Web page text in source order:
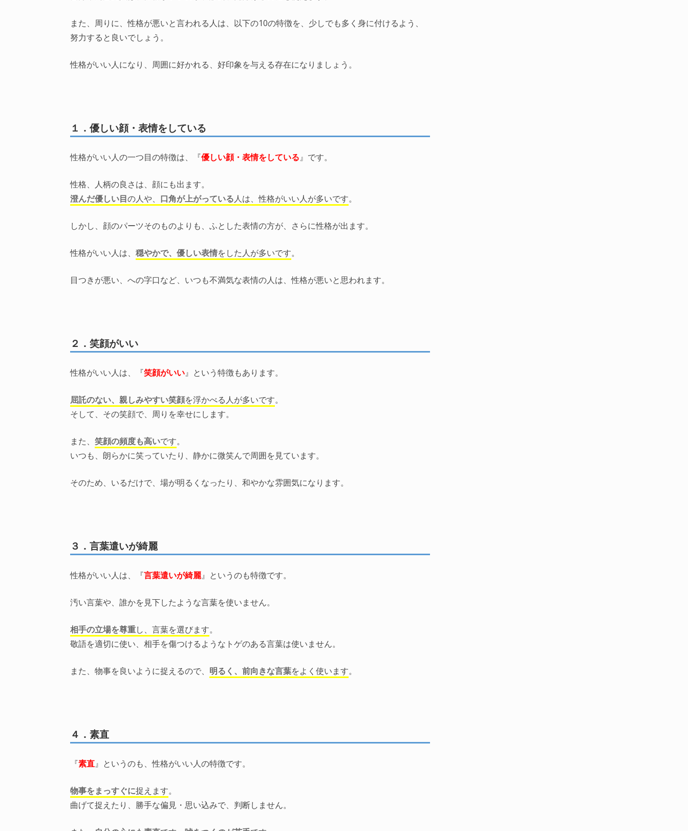
また、周りに、性格が悪いと言われる人は、以下の10の特徴を、少しでも多く身に付けるよう、
努力すると良いでしょう。
性格がいい人になり、周囲に好かれる、好印象を与える存在になりましょう。
１．優しい顔・表情をしている
性格がいい人の一つ目の特徴は、『優しい顔・表情をしている』です。
性格、人柄の良さは、顔にも出ます。
澄んだ優しい目の人や、 口角が上がっている人は、性格がいい人が多いです。
しかし、顔のパーツそのものよりも、ふとした表情の方が、さらに性格が出ます。
性格がいい人は、 穏やかで、優しい表情をした人が多いです。
目つきが悪い、への字口など、いつも不満気な表情の人は、性格が悪いと思われます。
２．笑顔がいい
性格がいい人は、『笑顔がいい』という特徴もあります。
屈託のない、親しみやすい笑顔を浮かべる人が多いです。
そして、その笑顔で、周りを幸せにします。
また、 笑顔の頻度も高いです。
いつも、朗らかに笑っていたり、静かに微笑んで周囲を見ています。
そのため、いるだけで、場が明るくなったり、和やかな雰囲気になります。
３．言葉遣いが綺麗
性格がいい人は、『言葉遣いが綺麗』というのも特徴です。
汚い言葉や、誰かを見下したような言葉を使いません。
相手の立場を尊重し、言葉を選びます。
敬語を適切に使い、相手を傷つけるようなトゲのある言葉は使いません。
また、物事を良いように捉えるので、 明るく、前向きな言葉をよく使います。
４．素直
『素直』というのも、性格がいい人の特徴です。
物事をまっすぐに捉えます。
曲げて捉えたり、勝手な偏見・思い込みで、判断しません。